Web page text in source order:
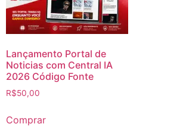
Lançamento Portal de
Noticias com Central IA
2026 Código Fonte
R$50,00
Comprar